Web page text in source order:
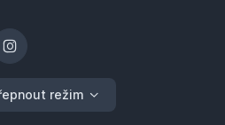
režim